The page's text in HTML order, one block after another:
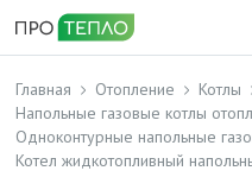
Главная Отопление Котлы
Напольные газовые котлы
Одноконтурные напольные
Котел жидкотопливный